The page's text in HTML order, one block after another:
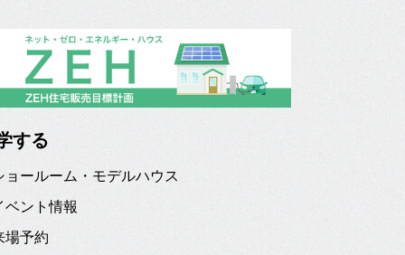
する
ョールーム・モデルハウス
ベント情報
場予約